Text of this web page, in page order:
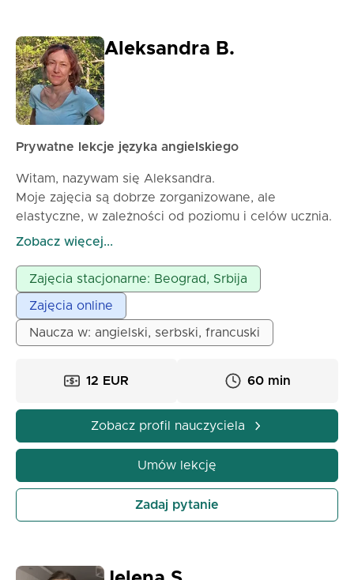
Aleksandra B.
Prywatne lekcje języka angielskiego
Witam, nazywam się Aleksandra.
Moje zajęcia są dobrze zorganizowane, ale
elastyczne, w zależności od poziomu i celów ucznia.
Niezależnie od tego, czy potrzebujesz angielskiego
tworzę relaksujące i motywujące środowisko
uczenia, w którym możesz stopniowo poprawiać
swoje umiejętności mówienia, słuchania i rozumienia.
Nie mogę się doczekać, aby pomóc Ci osiągnąć
Twoje językowe cele poprzez przyjemne i
Zobacz więcej...
Zajęcia stacjonarne: Beograd, Srbija
Zajęcia online
Naucza w: angielski, serbski, francuski
12 EUR 60 min
Zobacz profil nauczyciela
Umów lekcję
Zadaj pytanie